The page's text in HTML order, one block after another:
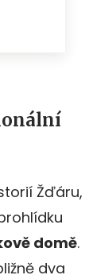
Žďáru,
domě.
dva